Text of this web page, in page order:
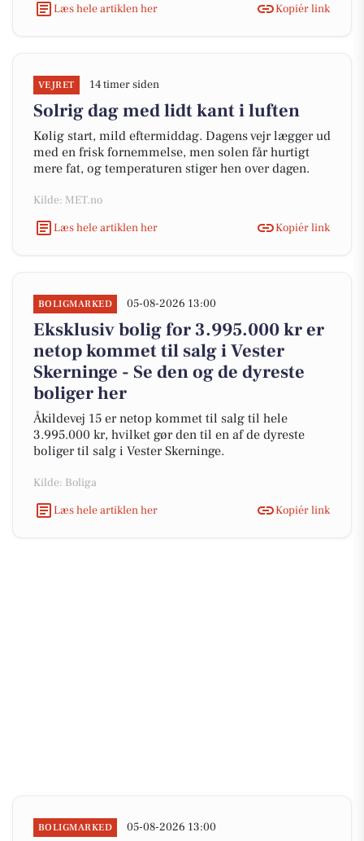
Læs hele artiklen her
Kopiér link
VEJRET 14 timer siden
Solrig dag med lidt kant i luften
Kølig start, mild eftermiddag. Dagens vejr lægger ud
med en frisk fornemmelse, men solen får hurtigt
mere fat, og temperaturen stiger hen over dagen.
Kilde: MET.no
Læs hele artiklen her
Kopiér link
BOLIGMARKED 05-08-2026 13:00
Eksklusiv bolig for 3.995.000 kr er
netop kommet til salg i Vester
Skerninge - Se den og de dyreste
boliger her
Åkildevej 15 er netop kommet til salg til hele
3.995.000 kr, hvilket gør den til en af de dyreste
boliger til salg i Vester Skerninge.
Kilde: Boliga
Læs hele artiklen her
Kopiér link
BOLIGMARKED 05-08-2026 13:00